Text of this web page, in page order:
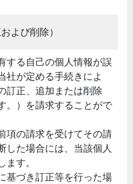
よび削除）
する自己の個人情報が誤
社が定める手続きによ
訂正、追加または削除
。）を請求することがで
項の請求を受けてその請
した場合には、当該個人
す。
基づき訂正等を行った場